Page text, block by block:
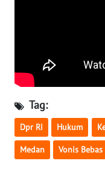
Tag:
Dpr Ri Hukum
Medan Vonis Bebas
WN
JAMBI
WN
SULTRA